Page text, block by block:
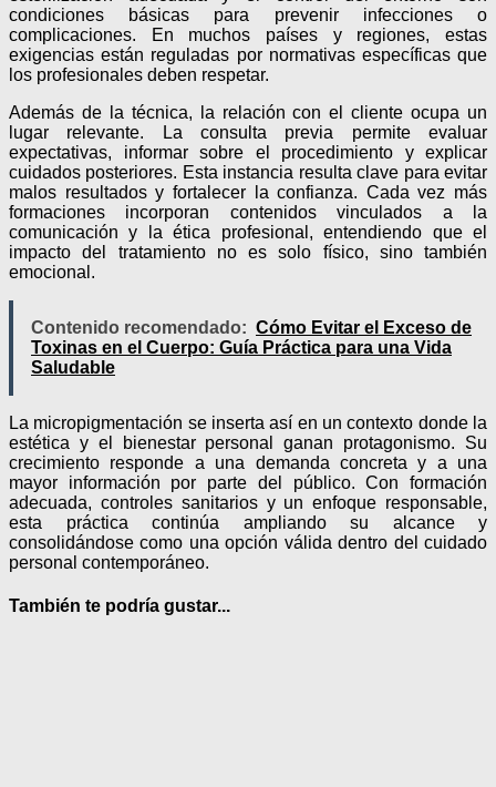
condiciones básicas para prevenir infecciones o
complicaciones. En muchos países y regiones, estas
exigencias están reguladas por normativas específicas que
los profesionales deben respetar.
Además de la técnica, la relación con el cliente ocupa un
lugar relevante. La consulta previa permite evaluar
expectativas, informar sobre el procedimiento y explicar
cuidados posteriores. Esta instancia resulta clave para evitar
malos resultados y fortalecer la confianza. Cada vez más
formaciones incorporan contenidos vinculados a la
comunicación y la ética profesional, entendiendo que el
impacto del tratamiento no es solo físico, sino también
emocional.
Contenido recomendado: Cómo Evitar el Exceso de
Toxinas en el Cuerpo: Guía Práctica para una Vida
Saludable
La micropigmentación se inserta así en un contexto donde la
estética y el bienestar personal ganan protagonismo. Su
crecimiento responde a una demanda concreta y a una
mayor información por parte del público. Con formación
adecuada, controles sanitarios y un enfoque responsable,
esta práctica continúa ampliando su alcance y
consolidándose como una opción válida dentro del cuidado
personal contemporáneo.
También te podría gustar...